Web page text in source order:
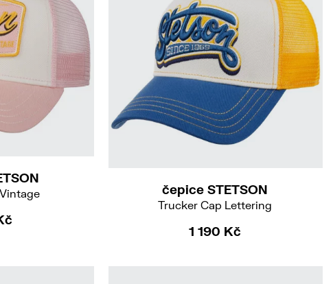
čepice STETSON
Trucker Cap Lettering
1 190 Kč